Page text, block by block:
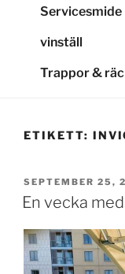
Servicesmide
vinställ
Trappor &
ETIKETT:
PUBLICERAT
SEPTEMBER 25,
En vecka